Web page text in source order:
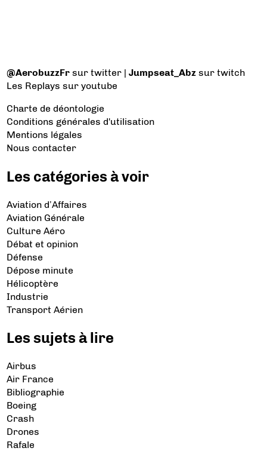
@AerobuzzFr sur twitter |Jumpseat_Abz sur twitch
Les Replays sur youtube
Charte de déontologie
Conditions générales d'utilisation
Mentions légales
Nous contacter
Les catégories à voir
Aviation d’Affaires
Aviation Générale
Culture Aéro
Débat et opinion
Défense
Dépose minute
Hélicoptère
Industrie
Transport Aérien
Les sujets à lire
Airbus
Air France
Bibliographie
Boeing
Crash
Drones
Rafale